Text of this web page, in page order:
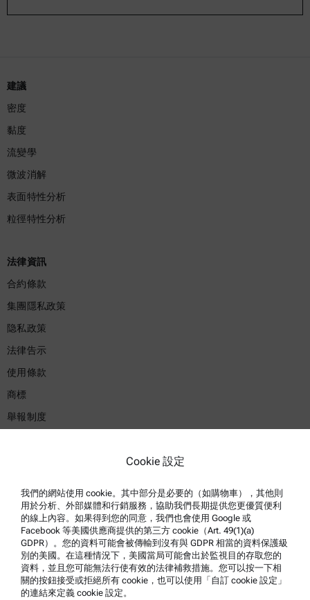
建議
密度
黏度
流變學
微波消解
表面特性分析
粒徑特性分析
法律資訊
合約條款
集團隱私政策
隐私政策
法律告示
使用條款
商標
舉報制度
安全聲明
安東帕技術中心
聯絡我們
公司資訊
Cookie 設定
我們的網站使用 cookie。其中部分是必要的（如購物車），其他則
用於分析、外部媒體和行銷服務，協助我們長期提供您更優質便利
的線上內容。如果得到您的同意，我們也會使用 Google 或
Facebook 等美國供應商提供的第三方 cookie（Art. 49(1)(a)
GDPR）。您的資料可能會被傳輸到沒有與 GDPR 相當的資料保護級
別的美國。在這種情況下，美國當局可能會出於監視目的存取您的
資料，並且您可能無法行使有效的法律補救措施。您可以按一下相
關的按鈕接受或拒絕所有 cookie，也可以使用「自訂 cookie 設定」
的連結來定義 cookie 設定。